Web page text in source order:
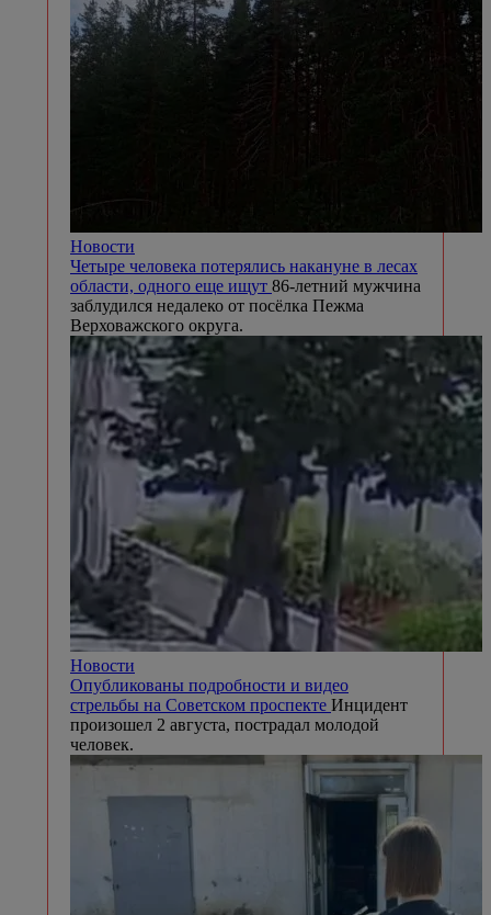
Новости
Четыре человека потерялись накануне в лесах
области, одного еще ищут 86-летний мужчина
заблудился недалеко от посёлка Пежма
Верховажского округа.
Новости
Опубликованы подробности и видео
стрельбы на Советском проспекте Инцидент
произошел 2 августа, пострадал молодой
человек.